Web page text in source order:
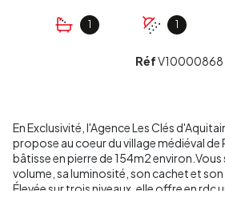
1 1
RéfV10000868
En Exclusivité, l'Agence Les Clés
propose au coeur du village médiéval de
bâtisse en pierre de 154m2 environ.Vous
volume, sa luminosité, son cachet et
Élevée sur trois niveaux, elle offre en rdc